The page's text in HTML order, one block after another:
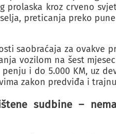
prolaska kroz crveno
preticanja preko
saobraćaja za ovakve
vozilom na šest
penju i do 5.000 KM, uz
zakon predviđa i
sudbine –